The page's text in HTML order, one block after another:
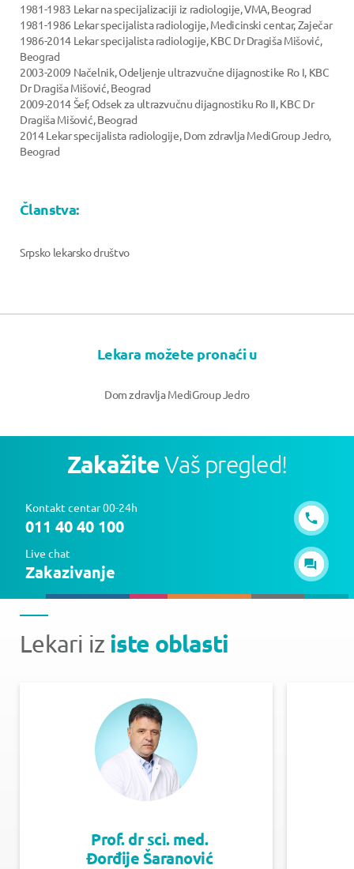
1981-1983 Lekar na specijalizaciji iz radiologije, VMA, Beograd
1981-1986 Lekar specijalista radiologije, Medicinski centar, Zaječar
1986-2014 Lekar specijalista radiologije, KBC Dr Dragiša Mišović,
Beograd
2003-2009 Načelnik, Odeljenje ultrazvučne dijagnostike Ro I, KBC
Dr Dragiša Mišović, Beograd
2009-2014 Šef, Odsek za ultrazvučnu dijagnostiku Ro II, KBC Dr
Dragiša Mišović, Beograd
2014 Lekar specijalista radiologije, Dom zdravlja MediGroup Jedro,
Beograd
Članstva:
Srpsko lekarsko društvo
Lekara možete pronaći u
Dom zdravlja MediGroup Jedro
ZakažiteVaš pregled!
Kontakt centar 00-24h
011 40 40 100
Live chat
Zakazivanje
Lekari iz iste oblasti
Prof. dr sci. med.
Đorđije Šaranović